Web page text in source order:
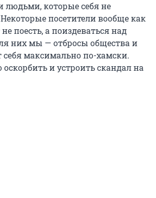
которые себя не
посетители вообще как
поесть, а поиздеваться над
них мы — отбросы общества и
себя максимально по-хамски.
и устроить скандал на